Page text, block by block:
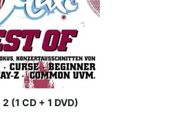
2 (1 CD + 1 DVD)